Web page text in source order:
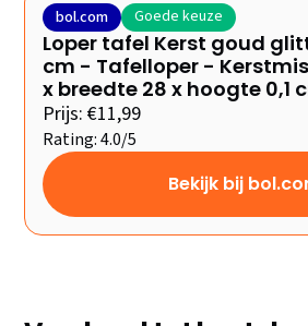
bol.com Goede keuze
Loper tafel Kerst goud
cm - Tafelloper -
x breedte 28 x hoogte 0,1
Prijs: €11,99
Rating: 4.0/5
Bekijk bij